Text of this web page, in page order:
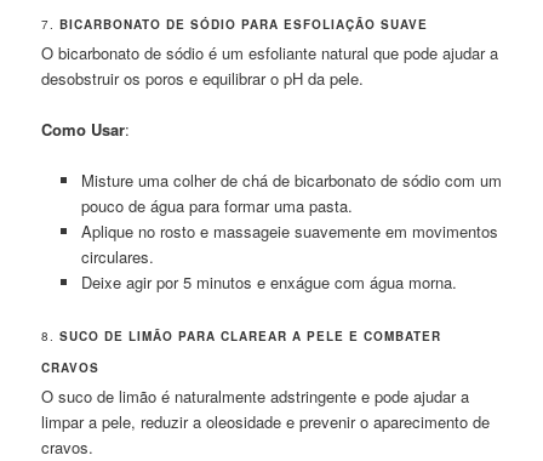
7.BICARBONATO DE SÓDIO PARA ESFOLIAÇÃO SUAVE
O bicarbonato de sódio é um esfoliante natural que pode ajudar a
desobstruir os poros e equilibrar o pH da pele.
Como Usar:
Misture uma colher de chá de bicarbonato de sódio com um
pouco de água para formar uma pasta.
Aplique no rosto e massageie suavemente em movimentos
circulares.
Deixe agir por 5 minutos e enxágue com água morna.
8.SUCO DE LIMÃO PARA CLAREAR A PELE E COMBATER
CRAVOS
O suco de limão é naturalmente adstringente e pode ajudar a
limpar a pele, reduzir a oleosidade e prevenir o aparecimento de
cravos.